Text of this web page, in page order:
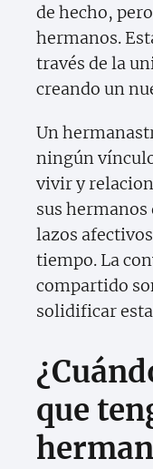
de hecho,
hermanos.
través de la
creando un
Un
ningún
vivir y
sus
lazos
tiempo. La
compartido
solidificar
que